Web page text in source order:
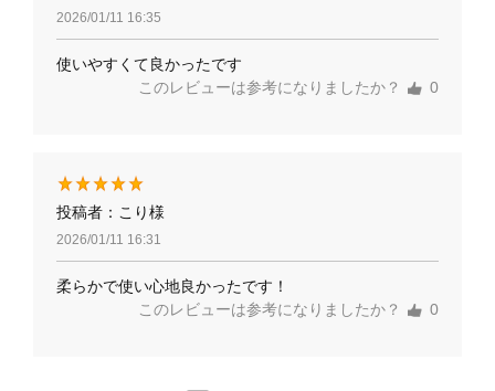
2026/01/11 16:35
使いやすくて良かったです
このレビューは参考になりましたか？
0
投稿者：こり様
2026/01/11 16:31
柔らかで使い心地良かったです！
このレビューは参考になりましたか？
0